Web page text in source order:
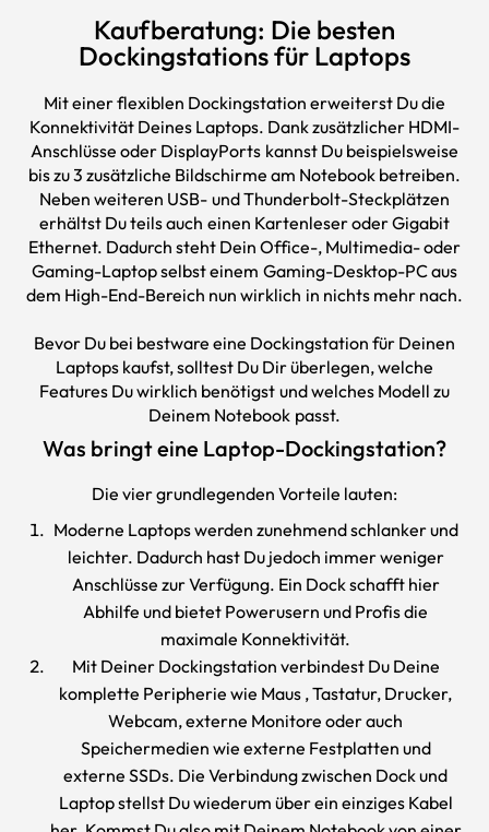
Kaufberatung: Die besten
Dockingstations für Laptops
Mit einer flexiblen Dockingstation erweiterst Du die
Konnektivität Deines Laptops. Dank zusätzlicher HDMI-
Anschlüsse oder DisplayPorts kannst Du beispielsweise
bis zu 3 zusätzliche Bildschirme am Notebook betreiben.
Neben weiteren USB- und Thunderbolt-Steckplätzen
erhältst Du teils auch einen Kartenleser oder Gigabit
Ethernet. Dadurch steht Dein Office-, Multimedia- oder
Gaming-Laptopselbst einem Gaming-Desktop-PCaus
dem High-End-Bereich nun wirklich in nichts mehr nach.
Bevor Du bei bestware eine Dockingstation für Deinen
Laptops kaufst, solltest Du Dir überlegen, welche
Features Du wirklich benötigst und welches Modell zu
Deinem Notebook passt.
Was bringt eine Laptop-Dockingstation?
Die vier grundlegenden Vorteile lauten:
Moderne Laptops werden zunehmend schlanker und
leichter. Dadurch hast Du jedoch immer weniger
Anschlüsse zur Verfügung. Ein Dock schafft hier
Abhilfe und bietet Powerusern und Profis die
maximale Konnektivität.
Mit Deiner Dockingstation verbindest Du Deine
komplette Peripherie wie Maus ,Tastatur, Drucker,
Webcam, externe Monitore oder auch
Speichermedien wie externe Festplatten und
externe SSDs. Die Verbindung zwischen Dock und
Laptop stellst Du wiederum über ein einziges Kabel